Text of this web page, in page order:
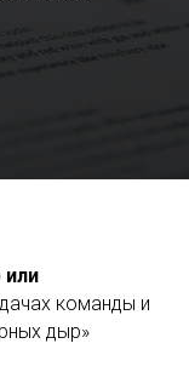
команды и
дыр»